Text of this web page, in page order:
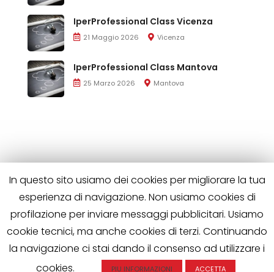
IperProfessional Class Vicenza
21 Maggio 2026 Vicenza
IperProfessional Class Mantova
25 Marzo 2026 Mantova
Iperprofessional è di proprietà di Wild Horses S.R.L.
P.IVA 02563510508 | Tutti i diritti riservati
In questo sito usiamo dei cookies per migliorare la tua
esperienza di navigazione. Non usiamo cookies di
profilazione per inviare messaggi pubblicitari. Usiamo
cookie tecnici, ma anche cookies di terzi. Continuando
la navigazione ci stai dando il consenso ad utilizzare i
cookies.
PIU INFORMAZIONI ACCETTA